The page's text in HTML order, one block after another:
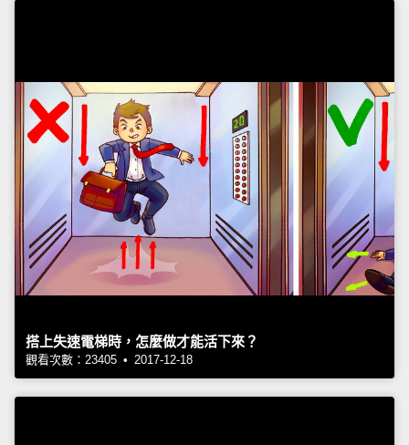
搭上失速電梯時，怎麼做才能活下來？
觀看次數：23405 • 2017-12-18